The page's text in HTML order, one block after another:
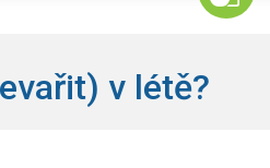
v létě?